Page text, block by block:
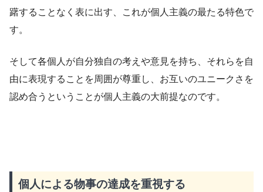
躇することなく表に出す、これが個人主義の最たる特色で
す。
そして各個人が自分独自の考えや意見を持ち、それらを自
由に表現することを周囲が尊重し、お互いのユニークさを
認め合うということが個人主義の大前提なのです。
個人による物事の達成を重視する